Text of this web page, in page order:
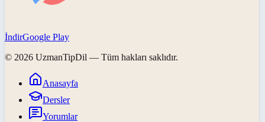
İndirGoogle Play
© 2026 UzmanTipDil — Tüm hakları saklıdır.
Anasayfa
Dersler
Yorumlar